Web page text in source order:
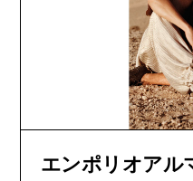
エンポリオアル